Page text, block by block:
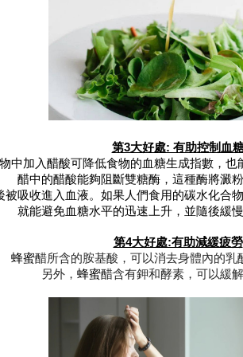
第3大好處: 有助控制血
中加入醋酸可降低食物的血糖生成指數，也
醋中的醋酸能夠阻斷雙糖酶，這種酶將澱
被吸收進入血液。如果人們食用的碳水化合
就能避免血糖水平的迅速上升，並隨後緩
第4大好處:有助減緩疲勞
蜂蜜醋所含的胺基酸，可以消去身體內的乳
另外， 蜂蜜醋含有鉀和酵素，可以緩解